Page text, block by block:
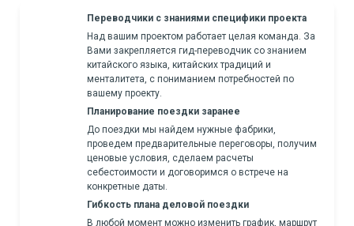
Переводчики с знаниями специфики проекта
Над вашим проектом работает целая команда. За
Вами закрепляется гид-переводчик со знанием
китайского языка, китайских традиций и
менталитета, с пониманием потребностей по
вашему проекту.
Планирование поездки заранее
До поездки мы найдем нужные фабрики,
проведем предварительные переговоры, получим
ценовые условия, сделаем расчеты
себестоимости и договоримся о встрече на
конкретные даты.
Гибкость плана деловой поездки
В любой момент можно изменить график, маршрут